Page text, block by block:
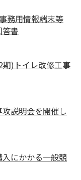
務用情報端末等
書
)トイレ改修工事
説明会を開催し
にかかる一般競